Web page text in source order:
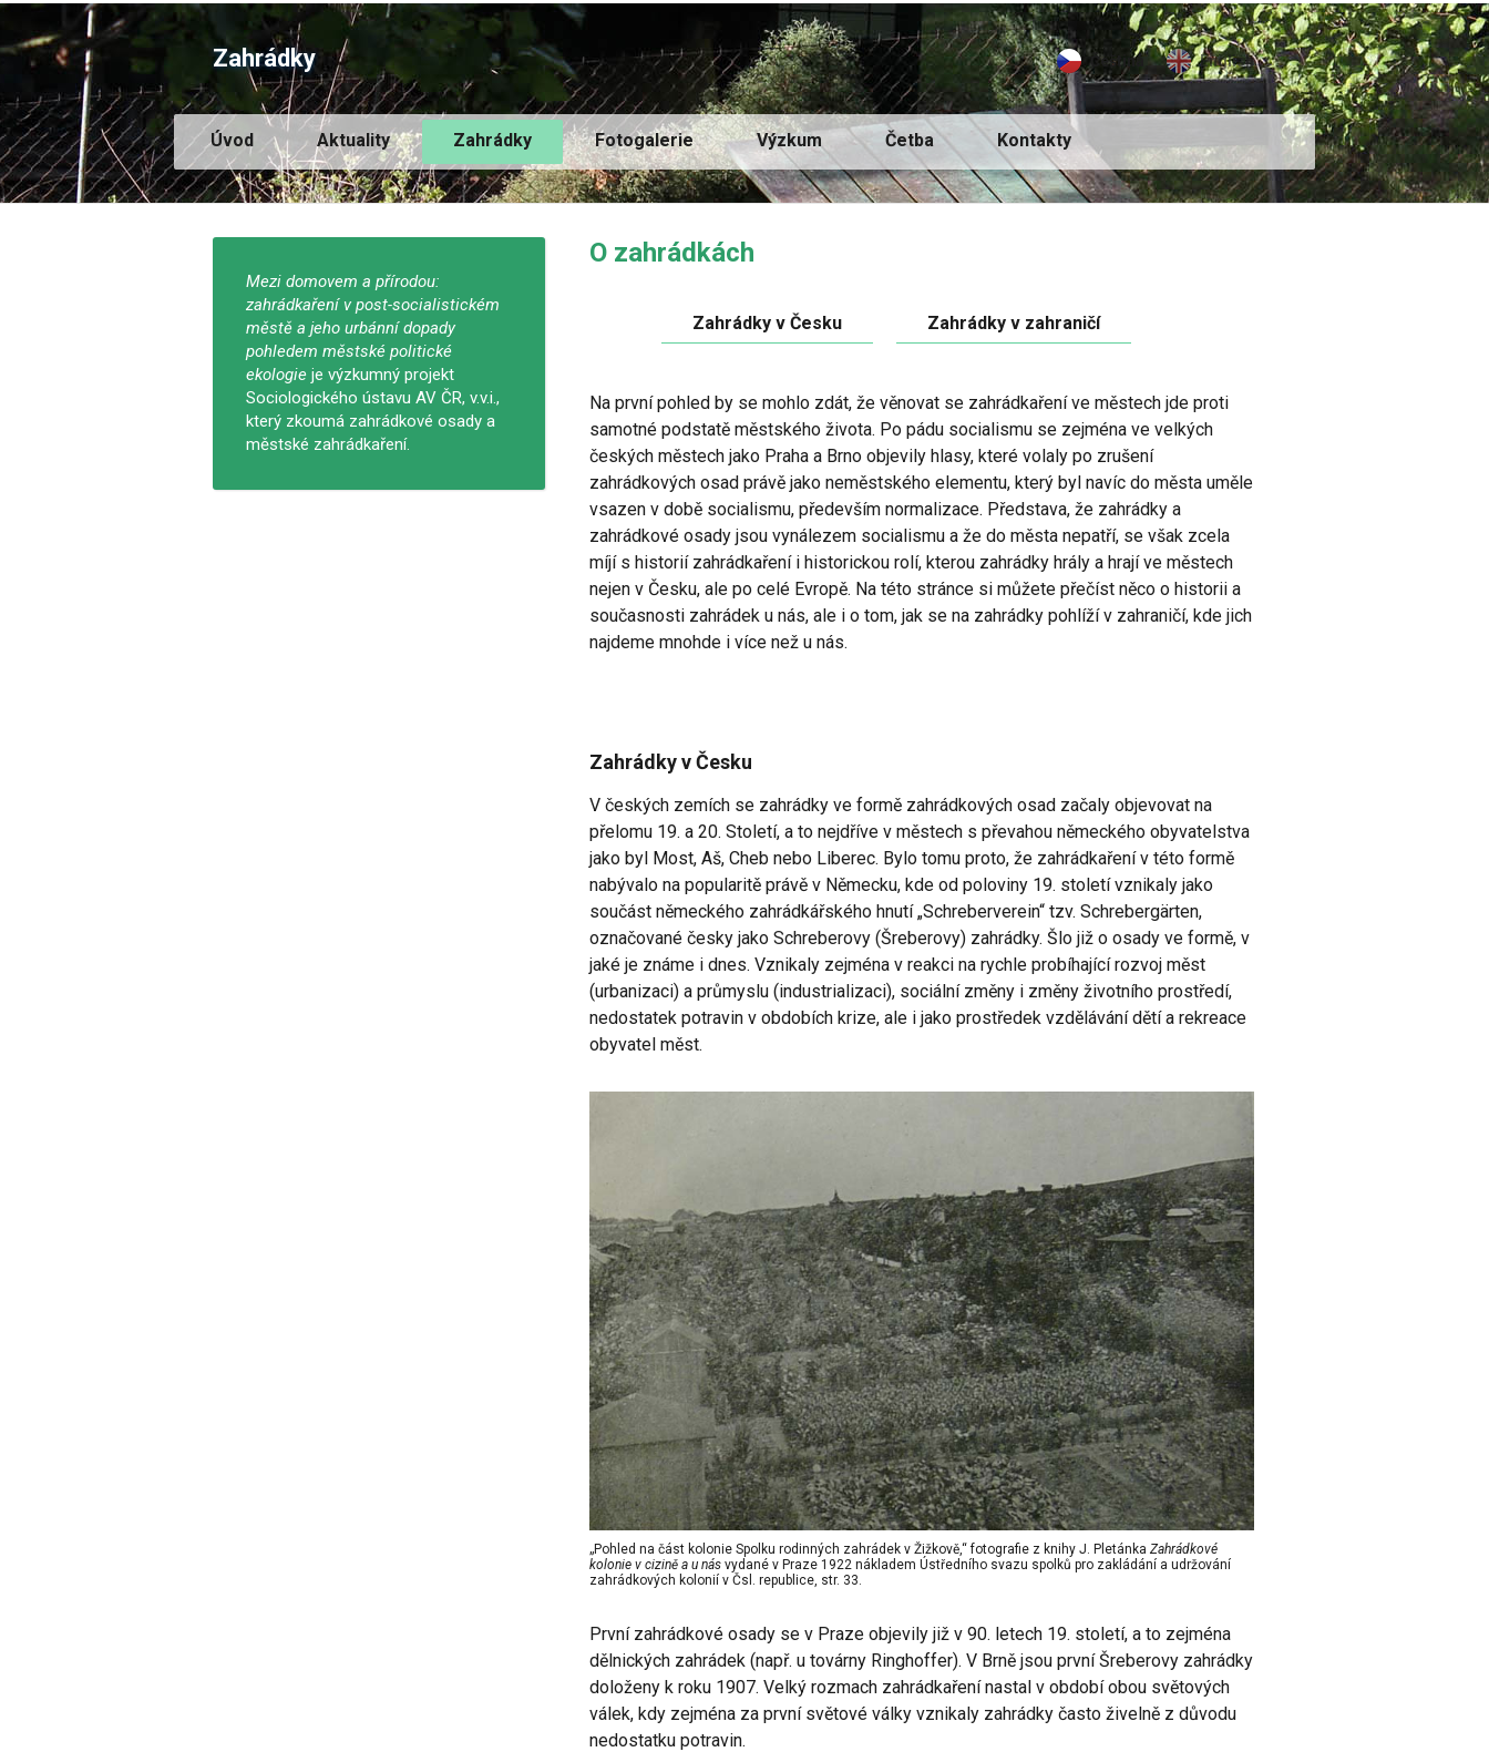
Zahrádky Čeština English
Úvod Aktuality Zahrádky Fotogalerie Výzkum Četba Kontakty
O zahrádkách
Zahrádky v Česku Zahrádky v zahraničí
Na první pohled by se mohlo zdát, že věnovat se zahrádkaření ve městech jde proti
samotné podstatě městského života. Po pádu socialismu se zejména ve velkých
českých městech jako Praha a Brno objevily hlasy, které volaly po zrušení
zahrádkových osad právě jako neměstského elementu, který byl navíc do města uměle
vsazen v době socialismu, především normalizace. Představa, že zahrádky a
zahrádkové osady jsou vynálezem socialismu a že do města nepatří, se však zcela
míjí s historií zahrádkaření i historickou rolí, kterou zahrádky hrály a hrají ve městech
nejen v Česku, ale po celé Evropě. Na této stránce si můžete přečíst něco o historii a
současnosti zahrádek u nás, ale i o tom, jak se na zahrádky pohlíží v zahraničí, kde jich
najdeme mnohde i více než u nás.
Zahrádky v Česku
V českých zemích se zahrádky ve formě zahrádkových osad začaly objevovat na
přelomu 19. a 20. Století, a to nejdříve v městech s převahou německého obyvatelstva
jako byl Most, Aš, Cheb nebo Liberec. Bylo tomu proto, že zahrádkaření v této formě
nabývalo na popularitě právě v Německu, kde od poloviny 19. století vznikaly jako
součást německého zahrádkářského hnutí „Schreberverein“ tzv. Schrebergärten,
označované česky jako Schreberovy (Šreberovy) zahrádky. Šlo již o osady ve formě, v
jaké je známe i dnes. Vznikaly zejména v reakci na rychle probíhající rozvoj měst
(urbanizaci) a průmyslu (industrializaci), sociální změny i změny životního prostředí,
nedostatek potravin v obdobích krize, ale i jako prostředek vzdělávání dětí a rekreace
obyvatel měst.
„Pohled na část kolonie Spolku rodinných zahrádek v Žižkově,“ fotografie z knihy J. Pletánka Zahrádkové
kolonie v cizině a u nás vydané v Praze 1922 nákladem Ústředního svazu spolků pro zakládání a udržování
zahrádkových kolonií v Čsl. republice, str. 33.
První zahrádkové osady se v Praze objevily již v 90. letech 19. století, a to zejména
dělnických zahrádek (např. u továrny Ringhoffer). V Brně jsou první Šreberovy zahrádky
doloženy k roku 1907. Velký rozmach zahrádkaření nastal v období obou světových
válek, kdy zejména za první světové války vznikaly zahrádky často živelně z důvodu
nedostatku potravin.
Mezi domovem a přírodou:
zahrádkaření v post-socialistickém
městě a jeho urbánní dopady
pohledem městské politické
ekologie je výzkumný projekt
Sociologického ústavu AV ČR, v.v.i.,
který zkoumá zahrádkové osady a
městské zahrádkaření.